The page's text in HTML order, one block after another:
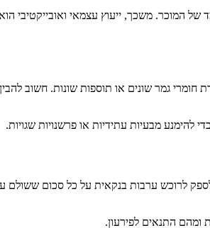
של המוכר. משכך, ייעוץ עצמאי ואובייקטיבי
גמר שונים או תוספות שונות. חשוב
להימנע מבעיות עתידיות או פרשנויות שגויות.
לרוכש ערבות בנקאית על כל סכום
ומהם התנאים לפירעון.